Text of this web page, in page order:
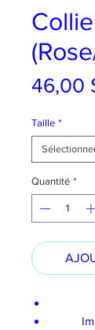
46,00
Taille *
Quantité *